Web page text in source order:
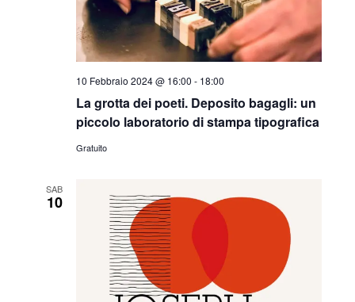
La grotta dei poeti. Deposito bagagli: un
piccolo laboratorio di stampa tipografica
10 Febbraio 2024 @ 16:00 - 18:00
Gratuito
SAB
10